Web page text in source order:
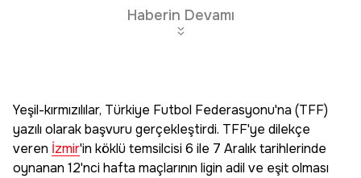
Haberin Devamı
Yeşil-kırmızılılar, Türkiye Futbol Federasyonu'na (TFF)
yazılı olarak başvuru gerçekleştirdi. TFF'ye dilekçe
veren İzmir'in köklü temsilcisi 6 ile 7 Aralık tarihlerinde
oynanan 12'nci hafta maçlarının ligin adil ve eşit olması